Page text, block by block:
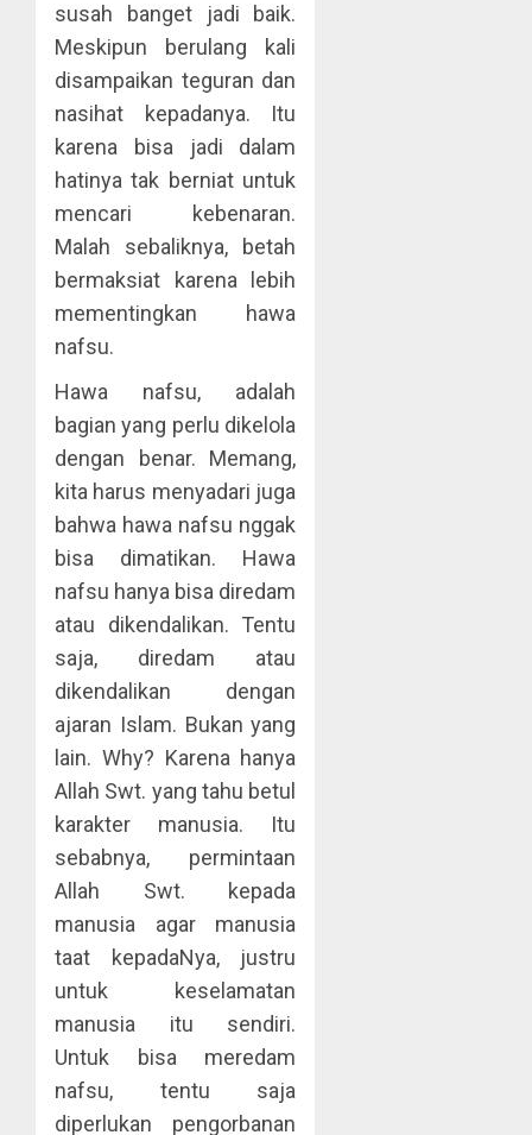
susah banget jadi baik.
Meskipun berulang kali
disampaikan teguran dan
nasihat kepadanya. Itu
karena bisa jadi dalam
hatinya tak berniat untuk
mencari kebenaran.
Malah sebaliknya, betah
bermaksiat karena lebih
mementingkan hawa
nafsu.
Hawa nafsu, adalah
bagian yang perlu dikelola
dengan benar. Memang,
kita harus menyadari juga
bahwa hawa nafsu nggak
bisa dimatikan. Hawa
nafsu hanya bisa diredam
atau dikendalikan. Tentu
saja, diredam atau
dikendalikan dengan
ajaran Islam. Bukan yang
lain. Why? Karena hanya
Allah Swt. yang tahu betul
karakter manusia. Itu
sebabnya, permintaan
Allah Swt. kepada
manusia agar manusia
taat kepadaNya, justru
untuk keselamatan
manusia itu sendiri.
Untuk bisa meredam
nafsu, tentu saja
diperlukan pengorbanan